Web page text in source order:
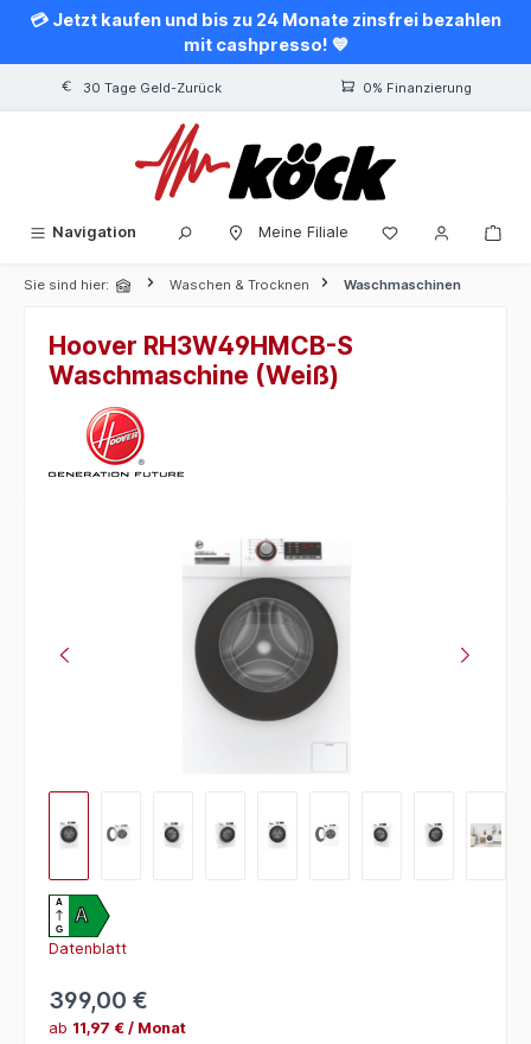
springen
💳 Jetzt kaufen und bis zu 24 Monate zinsfrei bezahlen
mit cashpresso! 💙
30 Tage Geld-Zurück 0% Finanzierung
Navigation Meine Filiale
Sie sind hier: Waschen & Trocknen Waschmaschinen
Hoover RH3W49HMCB-S
Waschmaschine (Weiß)
A
A
G
Datenblatt
399,00 €
ab 11,97 € / Monat